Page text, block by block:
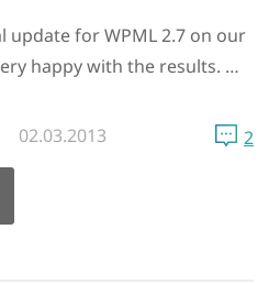
update for WPML 2.7 on our
happy with the results. …
02.03.2013 2